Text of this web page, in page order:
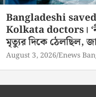
Bangladeshi
Kolkata doctors।
মৃত্যুর দিকে ঠেলছিল,
August 3, 2026 Enews